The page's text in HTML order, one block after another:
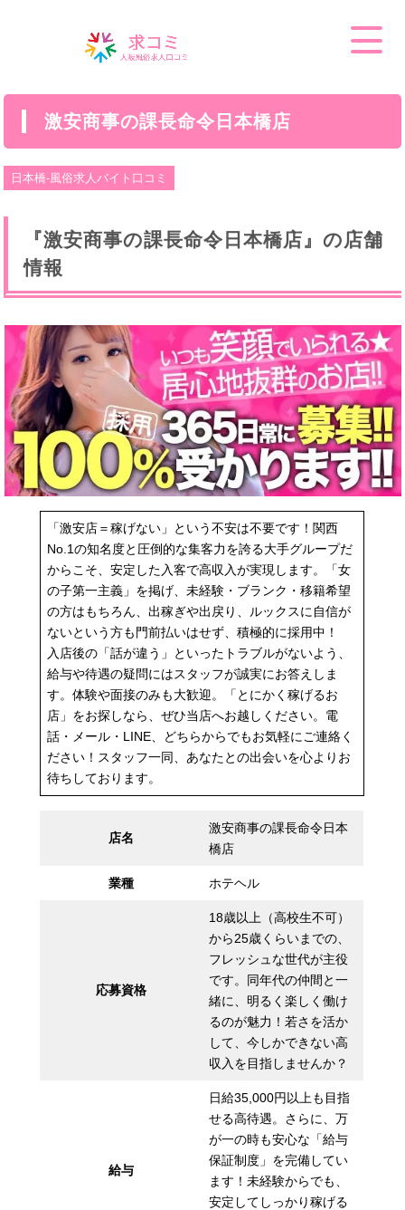
激安商事の課長命令日本橋店
日本橋-風俗求人バイト口コミ
『激安商事の課長命令日本橋店』の店舗
情報
「激安店＝稼げない」という不安は不要です！関西
No.1の知名度と圧倒的な集客力を誇る大手グループだ
からこそ、安定した入客で高収入が実現します。「女
の子第一主義」を掲げ、未経験・ブランク・移籍希望
の方はもちろん、出稼ぎや出戻り、ルックスに自信が
ないという方も門前払いはせず、積極的に採用中！
入店後の「話が違う」といったトラブルがないよう、
給与や待遇の疑問にはスタッフが誠実にお答えしま
す。体験や面接のみも大歓迎。「とにかく稼げるお
店」をお探しなら、ぜひ当店へお越しください。電
話・メール・LINE、どちらからでもお気軽にご連絡く
ださい！スタッフ一同、あなたとの出会いを心よりお
待ちしております。
店名
激安商事の課長命令日本
橋店
業種 ホテヘル
応募資格
18歳以上（高校生不可）
から25歳くらいまでの、
フレッシュな世代が主役
です。同年代の仲間と一
緒に、明るく楽しく働け
るのが魅力！若さを活か
して、今しかできない高
収入を目指しませんか？
給与
日給35,000円以上も目指
せる高待遇。さらに、万
が一の時も安心な「給与
保証制度」を完備してい
ます！未経験からでも、
安定してしっかり稼げる